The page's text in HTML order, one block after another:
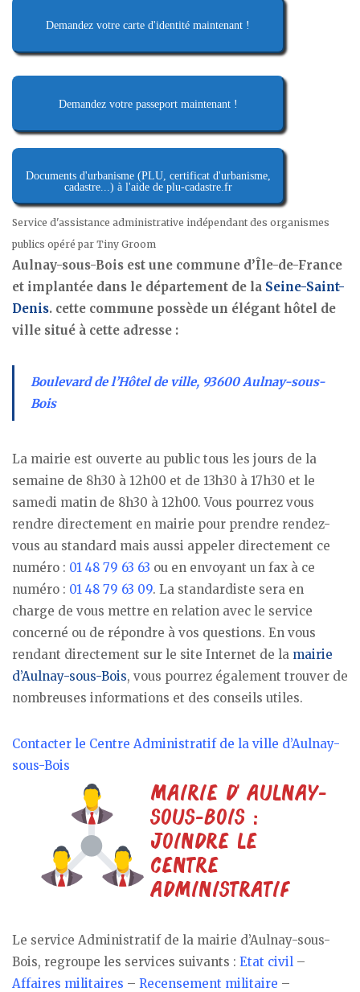
Demandez votre carte d'identité maintenant !
Demandez votre passeport maintenant !
Documents d'urbanisme (PLU, certificat d'urbanisme,
cadastre...) à l'aide de plu-cadastre.fr
Service d'assistance administrative indépendant des organismes
publics opéré par Tiny Groom
Aulnay-sous-Bois est une commune d’Île-de-France
et implantée dans le département de la Seine-Saint-
Denis. cette commune possède un élégant hôtel de
ville situé à cette adresse :
Boulevard de l’Hôtel de ville, 93600 Aulnay-sous-
Bois
La mairie est ouverte au public tous les jours de la
semaine de 8h30 à 12h00 et de 13h30 à 17h30 et le
samedi matin de 8h30 à 12h00. Vous pourrez vous
rendre directement en mairie pour prendre rendez-
vous au standard mais aussi appeler directement ce
numéro : 01 48 79 63 63 ou en envoyant un fax à ce
numéro : 01 48 79 63 09. La standardiste sera en
charge de vous mettre en relation avec le service
concerné ou de répondre à vos questions. En vous
rendant directement sur le site Internet de la mairie
d’Aulnay-sous-Bois, vous pourrez également trouver de
nombreuses informations et des conseils utiles.
Contacter le Centre Administratif de la ville d’Aulnay-
sous-Bois
Le service Administratif de la mairie d’Aulnay-sous-
Bois, regroupe les services suivants : Etat civil –
Affaires militaires – Recensement militaire –